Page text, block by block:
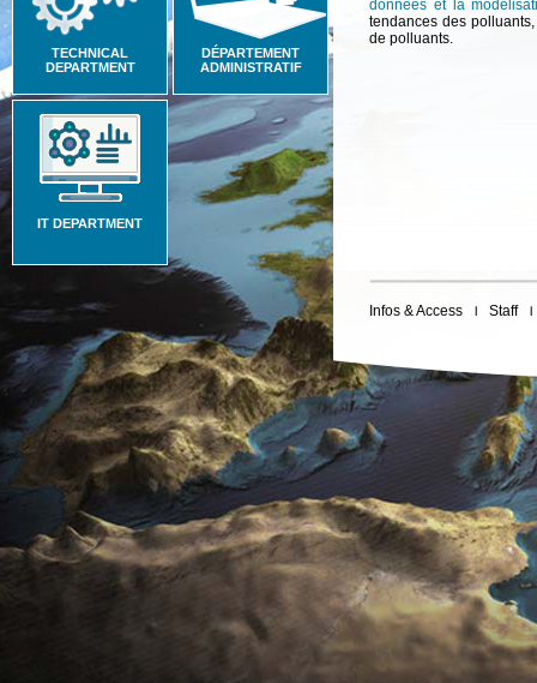
TECHNICAL
DEPARTMENT
DÉPARTEMENT
ADMINISTRATIF
IT DEPARTMENT
données et la
tendances des
de polluants.
Infos & Access Staff